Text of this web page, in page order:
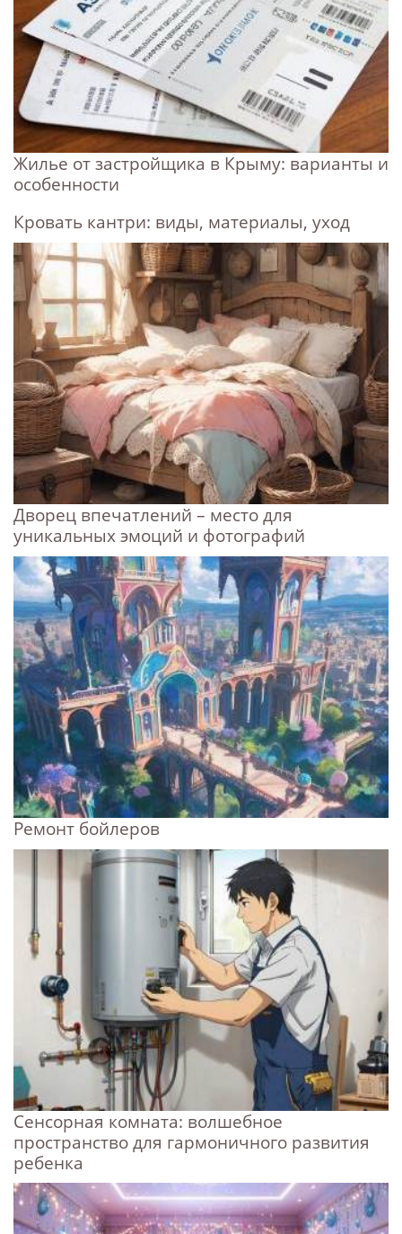
Жилье от застройщика в Крыму: варианты и
особенности
Кровать кантри: виды, материалы, уход
Дворец впечатлений – место для
уникальных эмоций и фотографий
Ремонт бойлеров
Сенсорная комната: волшебное
пространство для гармоничного развития
ребенка